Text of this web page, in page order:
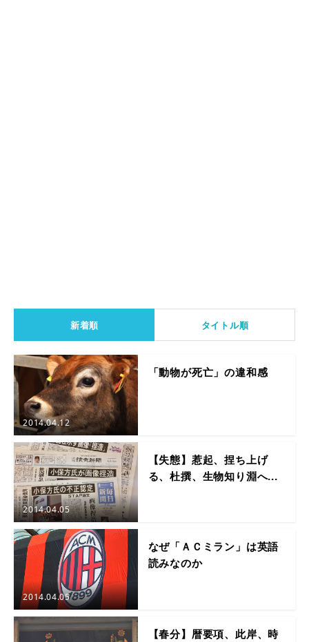
新着順 タイトル順
2014.04.12
「動物が死亡」の違和感
2014.04.05
【失態】惹起、捏ち上げ
る、杜撰、生物知り淵へ...
2014.04.05
なぜ「ＡＣミラン」は英語
読みなのか
【春分】暦要項、此岸、時